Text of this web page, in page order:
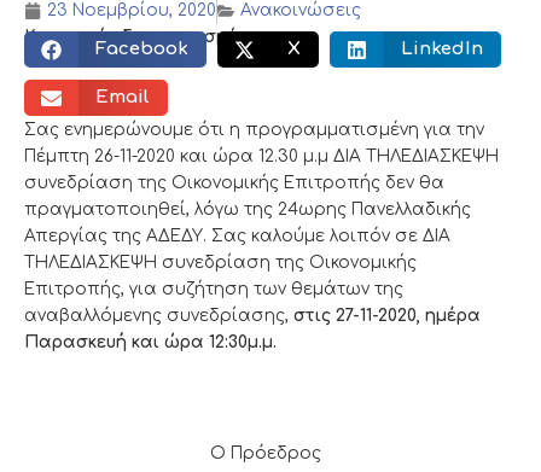
23 Νοεμβρίου, 2020
Ανακοινώσεις
Κοινωνικός διαμοιρασμός:
Facebook X LinkedIn
Email
Σας ενημερώνουμε ότι η προγραμματισμένη για την
Πέμπτη 26-11-2020 και ώρα 12.30 μ.μ ΔΙΑ ΤΗΛΕΔΙΑΣΚΕΨΗ
συνεδρίαση της Οικονομικής Επιτροπής δεν θα
πραγματοποιηθεί, λόγω της 24ωρης Πανελλαδικής
Απεργίας της ΑΔΕΔΥ. Σας καλούμε λοιπόν σε ΔΙΑ
ΤΗΛΕΔΙΑΣΚΕΨΗ συνεδρίαση της Οικονομικής
Επιτροπής, για συζήτηση των θεμάτων της
αναβαλλόμενης συνεδρίασης, στις 27-11-2020, ημέρα
Παρασκευή και ώρα 12:30μ.μ.
Ο Πρόεδρος